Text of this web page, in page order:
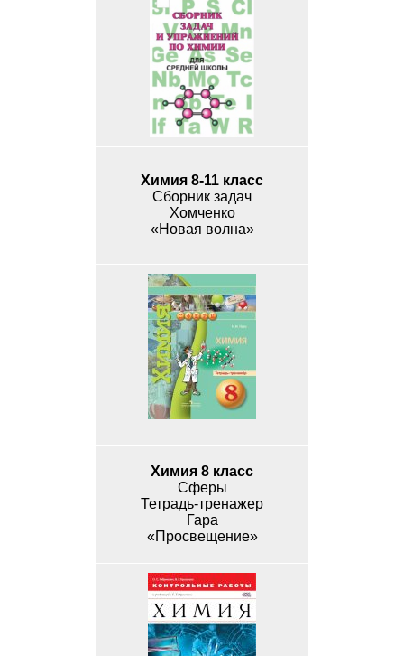
Химия 8-11 класс
Сборник задач
Хомченко
«Новая волна»
Химия 8 класс
Сферы
Тетрадь-тренажер
Гара
«Просвещение»